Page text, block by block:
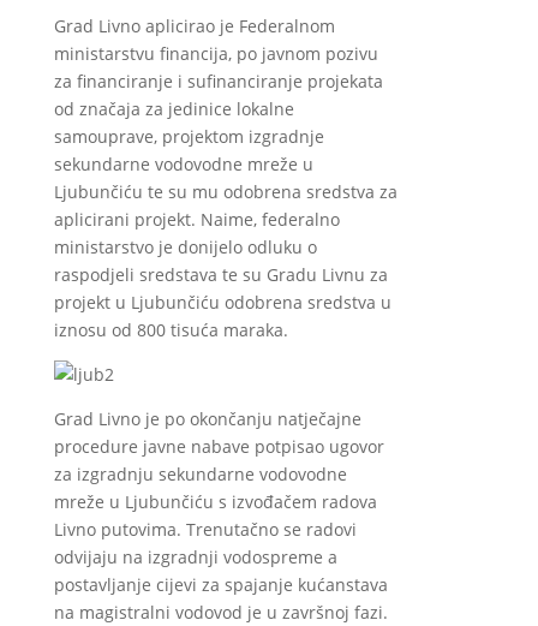
Grad Livno aplicirao je Federalnom
ministarstvu financija, po javnom pozivu
za financiranje i sufinanciranje projekata
od značaja za jedinice lokalne
samouprave, projektom izgradnje
sekundarne vodovodne mreže u
Ljubunčiću te su mu odobrena sredstva za
aplicirani projekt. Naime, federalno
ministarstvo je donijelo odluku o
raspodjeli sredstava te su Gradu Livnu za
projekt u Ljubunčiću odobrena sredstva u
iznosu od 800 tisuća maraka.
Grad Livno je po okončanju natječajne
procedure javne nabave potpisao ugovor
za izgradnju sekundarne vodovodne
mreže u Ljubunčiću s izvođačem radova
Livno putovima. Trenutačno se radovi
odvijaju na izgradnji vodospreme a
postavljanje cijevi za spajanje kućanstava
na magistralni vodovod je u završnoj fazi.